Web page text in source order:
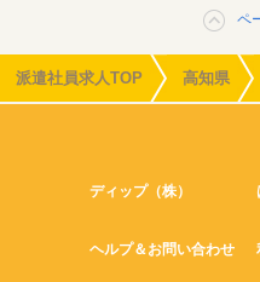
ペ
派遣社員求人TOP 高知県
ディップ（株）
ヘルプ＆お問い合わせ